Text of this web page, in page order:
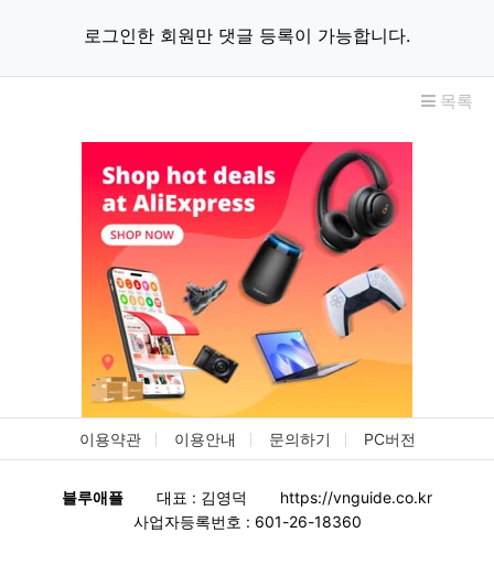
로그인한 회원만 댓글 등록이 가능합니다.
목록
이용약관 이용안내 문의하기 PC버전
블루애플 대표 : 김영덕
https://vnguide.co.kr
사업자등록번호 : 601-26-18360